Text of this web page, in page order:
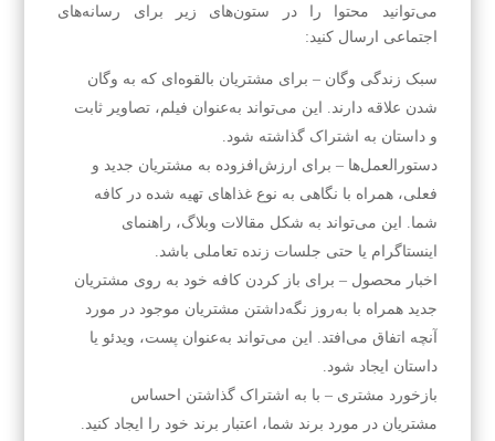
می‌توانید محتوا را در ستون‌های زیر برای رسانه‌های
اجتماعی ارسال کنید:
سبک زندگی وگان – برای مشتریان بالقوه‌ای که به وگان
شدن علاقه دارند. این می‌تواند به‌عنوان فیلم، تصاویر ثابت
و داستان به اشتراک گذاشته شود.
دستورالعمل‌ها – برای ارزش‌افزوده به مشتریان جدید و
فعلی، همراه با نگاهی به نوع غذاهای تهیه شده در کافه
شما. این می‌تواند به شکل مقالات وبلاگ، راهنمای
اینستاگرام یا حتی جلسات زنده تعاملی باشد.
اخبار محصول – برای باز کردن کافه خود به روی مشتریان
جدید همراه با به‌روز نگه‌داشتن مشتریان موجود در مورد
آنچه اتفاق می‌افتد. این می‌تواند به‌عنوان پست، ویدئو یا
داستان ایجاد شود.
بازخورد مشتری – با به اشتراک گذاشتن احساس
مشتریان در مورد برند شما، اعتبار برند خود را ایجاد کنید.